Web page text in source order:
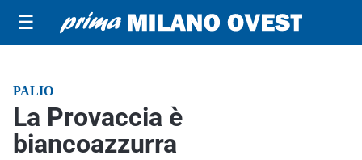
☰
PALIO
La Provaccia è
biancoazzurra